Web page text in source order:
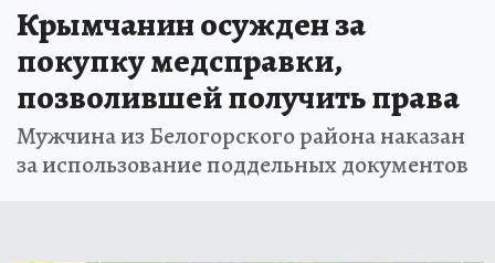
Крымчанин осужден за
покупку медсправки,
позволившей получить права
Мужчина из Белогорского района наказан
за использование поддельных документов